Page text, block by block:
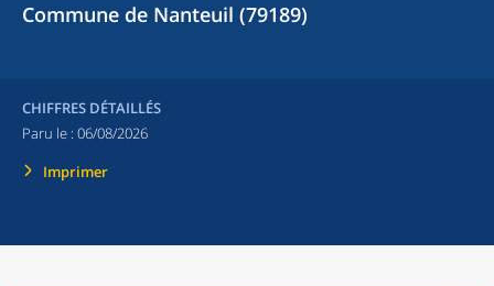
Commune de Nanteuil (79189)
CHIFFRES DÉTAILLÉS
Paru le : 06/08/2026
Imprimer